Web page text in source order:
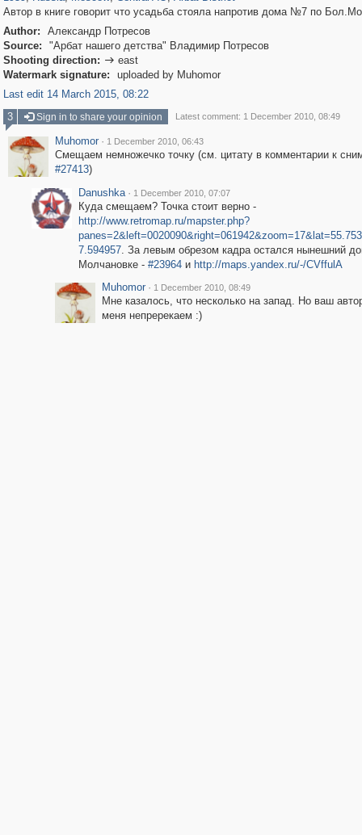
Автор в книге говорит что усадьба стояла напротив дома №7 по
Author:
Александр Потресов
Source:
"Арбат нашего детства" Владимир Потресов
Shooting direction:  east
Watermark signature:
uploaded by Muhomor
Last edit 14 March 2015, 08:22
3
Sign in to share your opinion Latest comment: 1 December 2010, 08:49
Muhomor · 1 December 2010, 06:43
Смещаем немножечко точку (см. цитату в комментарии к
#27413)
Danushka · 1 December 2010, 07:07
Куда смещаем? Точка стоит верно -
http://www.retromap.ru/mapster.php?
7.594957. За левым обрезом кадра остался нынешний
Молчановке - #23964и http://maps.yandex.ru/-/CVffulA
Muhomor · 1 December 2010, 08:49
Мне казалось, что несколько на запад. Но ваш
меня непререкаем :)